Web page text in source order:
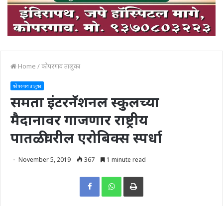
Home /कोपरगाव तालुका
कोपरगाव तालुका
समता इंटरनॅशनल स्कुलच्या
मैदानावर गाजणार राष्ट्रीय
पातळीवरील एरोबिक्स स्पर्धा
November 5, 2019 367 1 minute read
Print